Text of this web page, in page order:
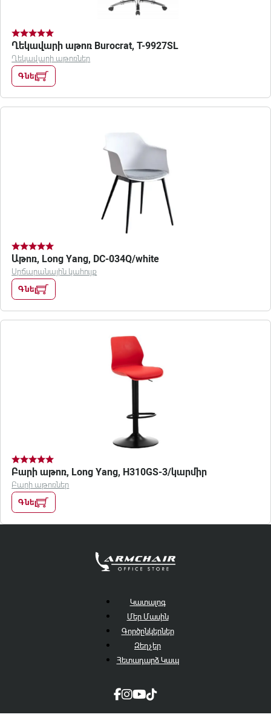
Ղեկավարի աթոռ Burocrat, T-9927SL
Ղեկավարի աթոռներ
Գնել
Աթոռ, Long Yang, DC-034Q/white
Սրճարանային կահույք
Գնել
Բարի աթոռ, Long Yang, H310GS-3/կարմիր
Բարի աթոռներ
Գնել
Կատալոգ
Մեր Մասին
Գործընկերներ
Զեղչեր
Հետադարձ Կապ